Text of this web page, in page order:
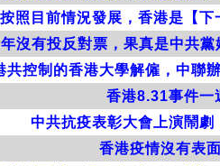
按照目前情況發展，香港是【
沒有投反對票，果真是中共
共控制的香港大學解僱，中聯
香港8.31事件一
中共抗疫表彰大會上演鬧劇
香港疫情沒有表